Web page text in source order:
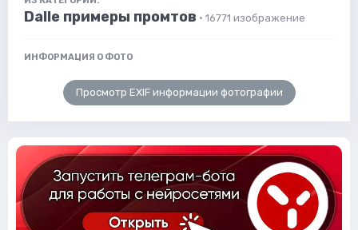
Dalle примеры промтов · 16771 изображение
ИНФОРМАЦИЯ О ФОТО
Просмотр EXIF информации фотографии